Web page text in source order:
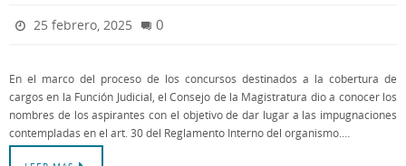
25 febrero, 2025 0
En el marco del proceso de los concursos destinados a la cobertura de
cargos en la Función Judicial, el Consejo de la Magistratura dio a conocer los
nombres de los aspirantes con el objetivo de dar lugar a las impugnaciones
contempladas en el art. 30 del Reglamento Interno del organismo.…